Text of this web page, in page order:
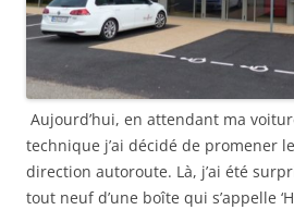
Aujourd’hui, en attendant ma
technique j’ai décidé de promener
direction autoroute. Là, j’ai été
tout neuf d’une boîte qui s’appelle